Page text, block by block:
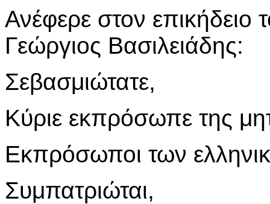
Ανέφερε στον
Γεώργιος Βασιλειάδης:
Σεβασμιώτατε,
Κύριε εκπρόσωπε της
Εκπρόσωποι των
Συμπατριώται,